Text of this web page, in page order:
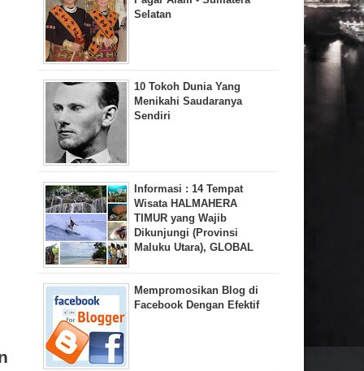
Selatan
10 Tokoh Dunia Yang
Menikahi Saudaranya
Sendiri
Informasi : 14 Tempat
Wisata HALMAHERA
TIMUR yang Wajib
Dikunjungi (Provinsi
Maluku Utara), GLOBAL
Mempromosikan Blog di
Facebook Dengan Efektif